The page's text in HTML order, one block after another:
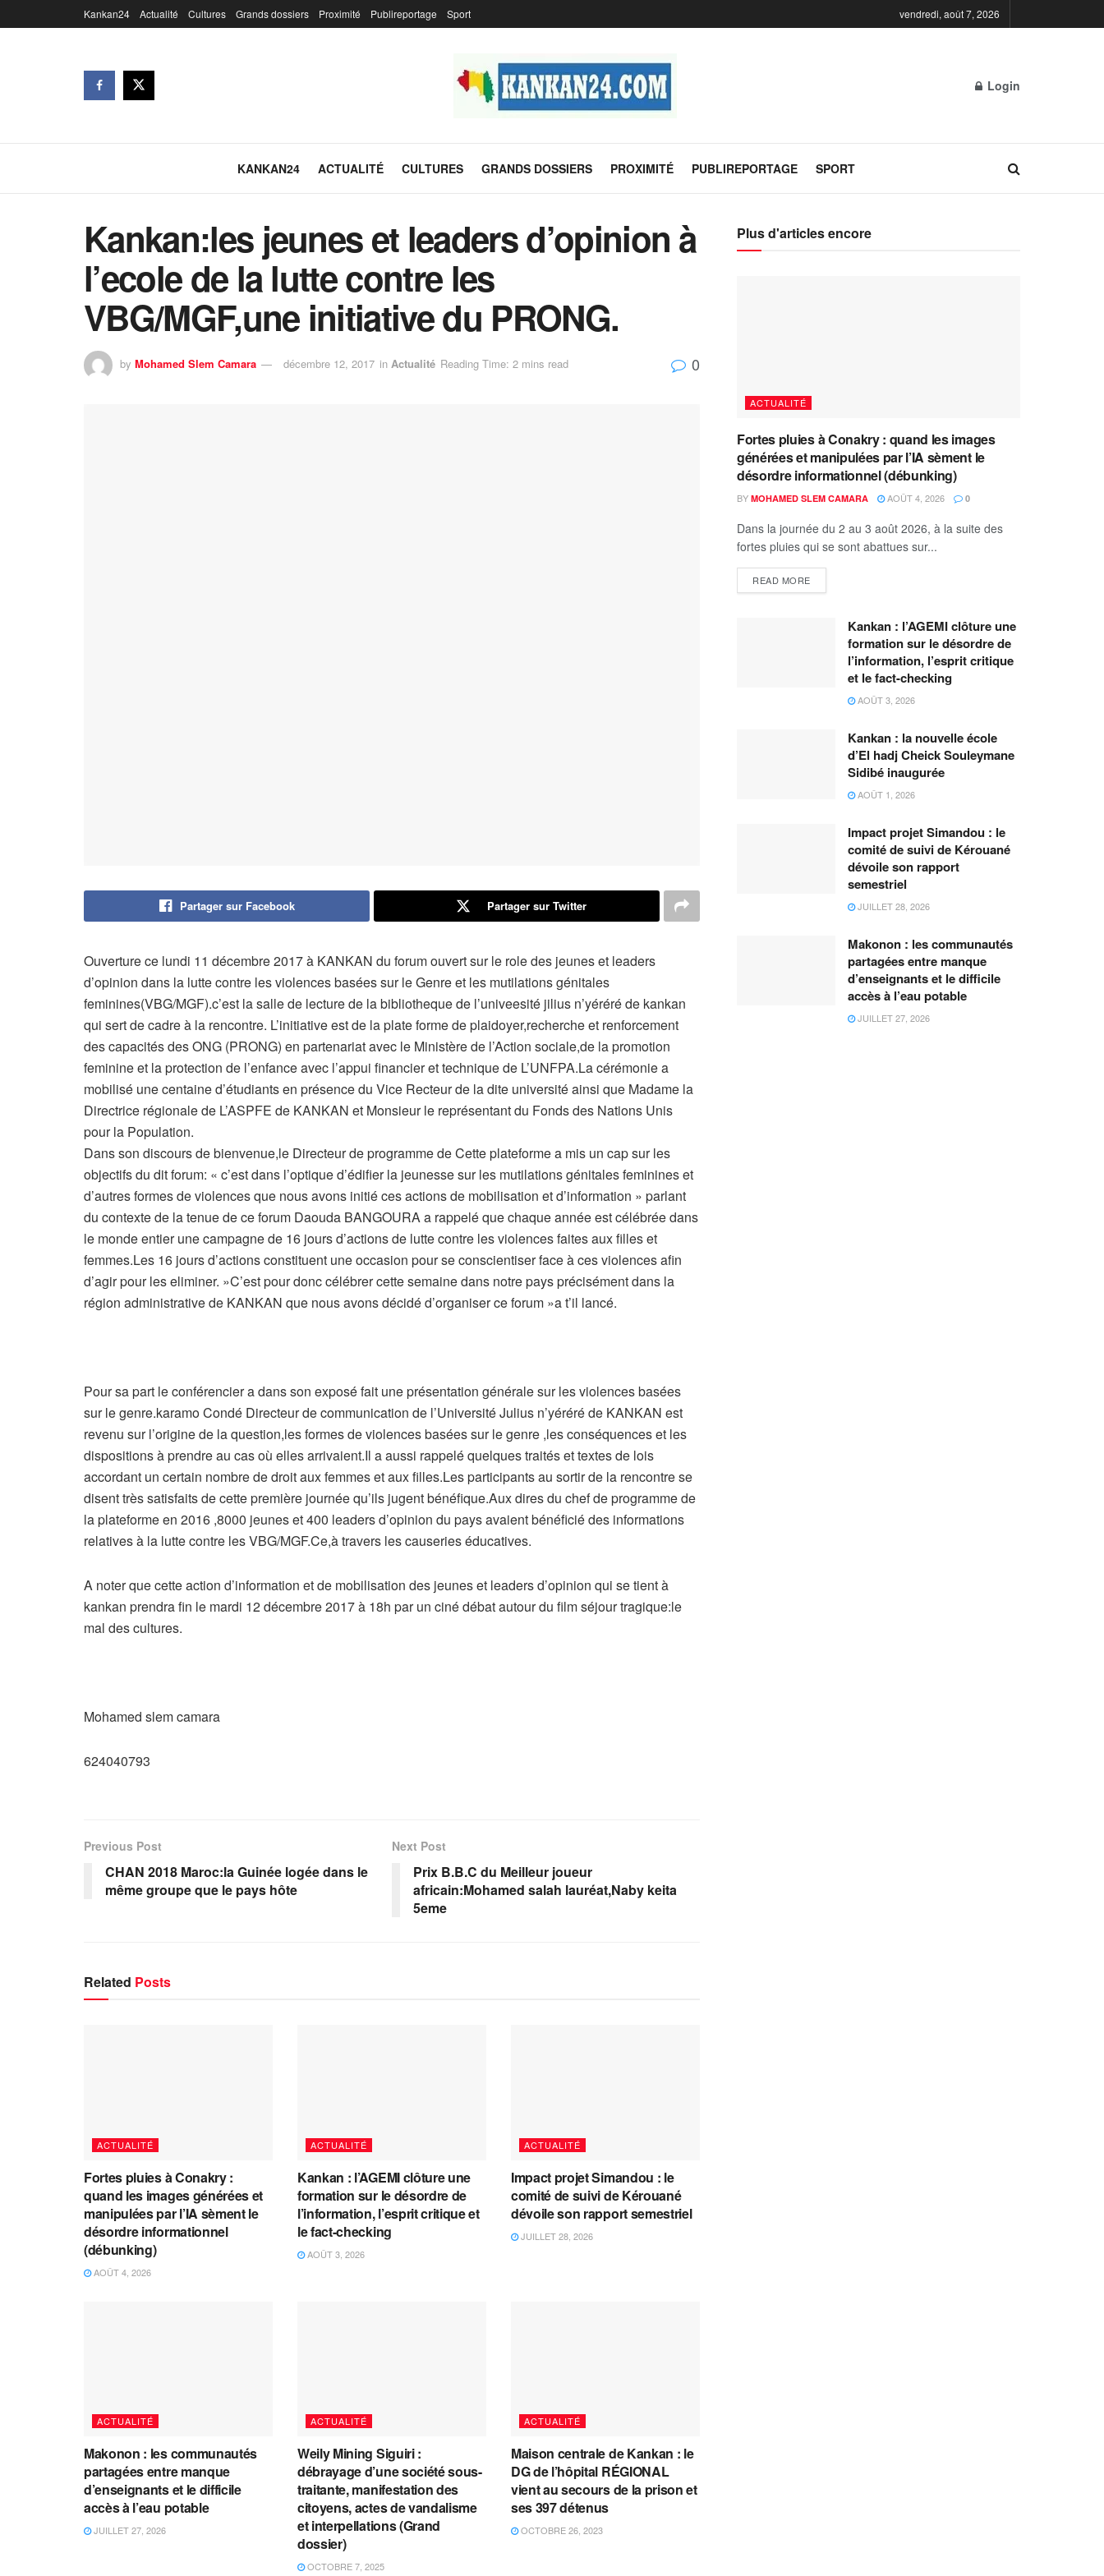
Kankan24 Actualité Cultures Grands dossiers Proximité Publireportage Sport vendredi, août 7, 2026
Login
KANKAN24 ACTUALITÉ CULTURES GRANDS DOSSIERS PROXIMITÉ PUBLIREPORTAGE SPORT
Kankan:les jeunes et leaders d’opinion à
l’ecole de la lutte contre les
VBG/MGF,une initiative du PRONG.
by Mohamed Slem Camara décembre 12, 2017 in Actualité Reading Time: 2 mins read 0
Partager sur Facebook Partager sur Twitter
Ouverture ce lundi 11 décembre 2017 à KANKAN du forum ouvert sur le role des jeunes et leaders
d’opinion dans la lutte contre les violences basées sur le Genre et les mutilations génitales
feminines(VBG/MGF).c’est la salle de lecture de la bibliotheque de l’univeesité jilius n’yéréré de kankan
qui sert de cadre à la rencontre. L’initiative est de la plate forme de plaidoyer,recherche et renforcement
des capacités des ONG (PRONG) en partenariat avec le Ministère de l’Action sociale,de la promotion
feminine et la protection de l’enfance avec l’appui financier et technique de L’UNFPA.La cérémonie a
mobilisé une centaine d’étudiants en présence du Vice Recteur de la dite université ainsi que Madame la
Directrice régionale de L’ASPFE de KANKAN et Monsieur le représentant du Fonds des Nations Unis
pour la Population.
Dans son discours de bienvenue,le Directeur de programme de Cette plateforme a mis un cap sur les
objectifs du dit forum: « c’est dans l’optique d’édifier la jeunesse sur les mutilations génitales feminines et
d’autres formes de violences que nous avons initié ces actions de mobilisation etd’information » parlant
du contexte de la tenue de ce forum Daouda BANGOURA a rappelé que chaque année est célébrée dans
le monde entier une campagne de 16 jours d’actions de lutte contre les violences faites aux filles et
femmes.Les 16 jours d’actions constituent une occasion pour se conscientiser face à ces violences afin
d’agir pour les eliminer. »C’est pour donc célébrer cette semaine dans notre pays précisément dans la
région administrative de KANKAN que nous avons décidé d’organiser ce forum »a t’il lancé.
Pour sa part le conférencier a dans son exposé fait une présentation générale sur les violences basées
sur le genre.karamo Condé Directeurdecommunication de l’Université Julius n’yéréré de KANKAN est
revenu sur l’origine de la question,les formes de violences basées sur le genre ,les conséquences et les
dispositions à prendre au cas où elles arrivaient.Il a aussi rappelé quelques traités et textes de lois
accordant un certain nombre de droit aux femmes et aux filles.Les participants au sortir de la rencontre se
disent très satisfaits de cette première journée qu’ils jugent bénéfique.Aux dires du chef de programme de
la plateforme en 2016 ,8000 jeunes et 400 leaders d’opinion du pays avaient bénéficié des informations
relatives à la lutte contre les VBG/MGF.Ce,à travers les causeries éducatives.
A noter que cette action d’information et de mobilisation des jeunes et leaders d’opinion qui se tient à
kankan prendra fin le mardi 12 décembre 2017 à 18h par un ciné débat autour du film séjour tragique:le
mal des cultures.
Mohamed slem camara
624040793
Previous Post
CHAN 2018 Maroc:la Guinée logée dans le
même groupe que le pays hôte
Next Post
Prix B.B.C du Meilleur joueur
africain:Mohamed salah lauréat,Naby keita
5eme
Related Posts
ACTUALITÉ
Fortes pluies à Conakry :
quand les images générées et
manipulées par l’IA sèment le
désordre informationnel
(débunking)
AOÛT 4, 2026
ACTUALITÉ
Kankan : l’AGEMI clôture une
formation sur le désordre de
l’information, l’esprit critique et
le fact-checking
AOÛT 3, 2026
ACTUALITÉ
Impact projet Simandou : le
comité de suivi de Kérouané
dévoile son rapport semestriel
JUILLET 28, 2026
ACTUALITÉ
Makonon : les communautés
partagées entre manque
d’enseignants et le difficile
accès à l’eau potable
JUILLET 27, 2026
ACTUALITÉ
Weily Mining Siguiri :
débrayage d’une société sous-
traitante, manifestation des
citoyens, actes de vandalisme
et interpellations (Grand
dossier)
OCTOBRE 7, 2025
ACTUALITÉ
Maison centrale de Kankan : le
DG de l’hôpital RÉGIONAL
vient au secours de la prison et
ses 397 détenus
OCTOBRE 26, 2023
Plus d'articles encore
ACTUALITÉ
Fortes pluies à Conakry : quand les images
générées et manipulées par l’IA sèment le
désordre informationnel (débunking)
BY MOHAMED SLEM CAMARA AOÛT 4, 2026 0
Dans la journée du 2 au 3 août 2026, à la suite des
fortes pluies qui se sont abattues sur...
READ MORE
Kankan : l’AGEMI clôture une
formation sur le désordre de
l’information, l’esprit critique
et le fact-checking
AOÛT 3, 2026
Kankan : la nouvelle école
d’El hadj Cheick Souleymane
Sidibé inaugurée
AOÛT 1, 2026
Impact projet Simandou : le
comité de suivi de Kérouané
dévoile son rapport
semestriel
JUILLET 28, 2026
Makonon : les communautés
partagées entre manque
d’enseignants et le difficile
accès à l’eau potable
JUILLET 27, 2026